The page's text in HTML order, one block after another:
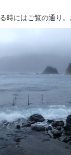
時にはご覧の通り